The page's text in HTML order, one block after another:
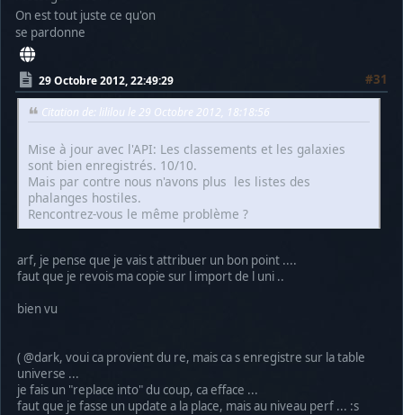
On est tout juste ce qu'on
se pardonne
29 Octobre 2012, 22:49:29 #31
Citation de: lililou le 29 Octobre 2012, 18:18:56
Mise à jour avec l'API: Les classements et les galaxies
sont bien enregistrés. 10/10.
Mais par contre nous n'avons plus les listes des
phalanges hostiles.
Rencontrez-vous le même problème ?
arf, je pense que je vais t attribuer un bon point ....
faut que je revois ma copie sur l import de l uni ..
bien vu
( @dark, voui ca provient du re, mais ca s enregistre sur la table
universe ...
je fais un "replace into" du coup, ca efface ...
faut que je fasse un update a la place, mais au niveau perf ... :s